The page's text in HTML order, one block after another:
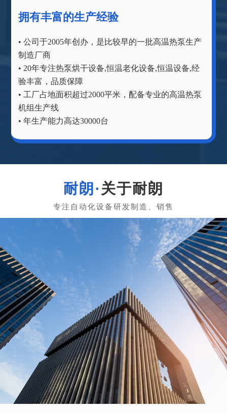
拥有丰富的生产经验
• 公司于2005年创办，是比较早的一批高温热泵生产
制造厂商
• 20年专注热泵烘干设备,恒温老化设备,恒温设备,经
验丰富，品质保障
• 工厂占地面积超过2000平米，配备专业的高温热泵
机组生产线
• 年生产能力高达30000台
关于耐朗